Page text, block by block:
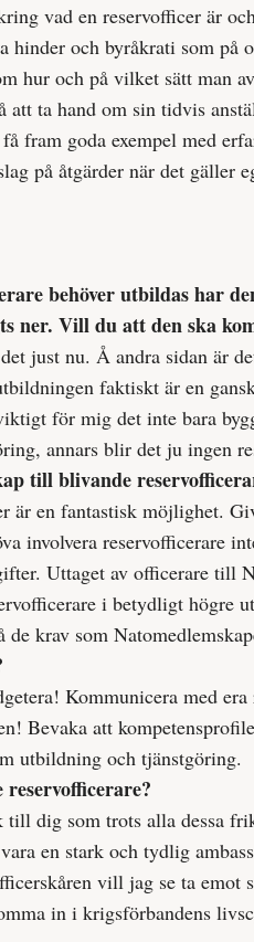
vad en reservofficer är
hinder och byråkrati som
hur och på vilket sätt man
att ta hand om sin tidvis
fram goda exempel med
på åtgärder när det gäller
behöver utbildas har
ner. Vill du att den ska
just nu. Å andra sidan är
faktiskt är en
för mig det inte bara
annars blir det ju ingen
till blivande
en fantastisk möjlighet.
involvera reservofficerare
Uttaget av officerare till
i betydligt högre
krav som
Kommunicera med era
Bevaka att
utbildning och tjänst­göring.
dig som trots alla dessa
en stark och tydlig
vill jag se ta emot
in i krigsförbandens